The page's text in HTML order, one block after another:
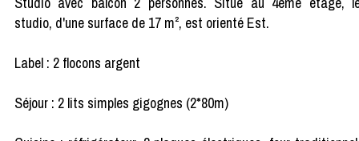
studio, d'une surface de 17 m², est orienté Est.
Label : 2 flocons argent
Séjour : 2 lits simples gigognes (2*80m)